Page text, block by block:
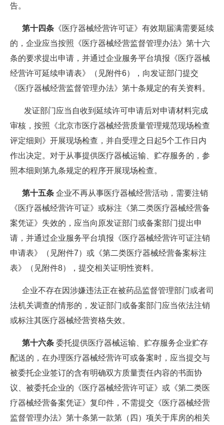
告。
第十四条 《医疗器械经营许可证》有效期届满需要延续
的，企业应当按照《医疗器械经营监督管理办法》第十六
条的要求提出申请，并通过企业服务平台填报《医疗器械
经营许可延续申请表》（见附件6），向发证部门提交
《医疗器械经营监督管理办法》第十条规定的有关资料。
发证部门应当自收到延续许可申请后对申请材料完成
审核，按照《北京市医疗器械经营质量管理规范现场检查
评定细则》开展现场检查，并自受理之日起5个工作日内
作出决定。对于从事提供医疗器械运输、贮存服务的，参
照本细则第九条规定的程序开展现场检查。
第十五条 企业不再从事医疗器械经营活动，需要注销
《医疗器械经营许可证》或标注《第二类医疗器械经营备
案凭证》失效的，应当向原发证部门或备案部门提出申
请，并通过企业服务平台填报《医疗器械经营许可证注销
申请表》（见附件7）或《第二类医疗器械经营备案标注
表》（见附件8），提交相关证明性资料。
企业不存在因涉嫌违法正在被药品监督管理部门或者司
法机关调查的情形的，发证部门或备案部门应当依法注销
或标注其医疗器械经营资格失效。
第十六条 委托提供医疗器械运输、贮存服务企业贮存
配送的，在办理医疗器械经营许可或备案时，应当提交与
被委托企业签订的含有明确双方质量责任内容的书面协
议、被委托企业的《医疗器械经营许可证》或《第二类医
疗器械经营备案凭证》复印件，不需提交《医疗器械经营
监督管理办法》第十条第一款第（四）项关于库房的相关